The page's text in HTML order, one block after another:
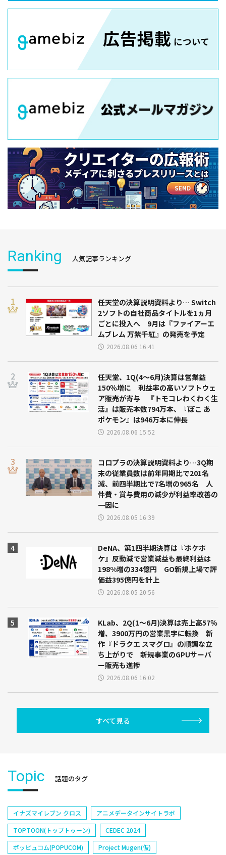
Ranking 人気記事ランキング
任天堂の決算説明資料より… Switch
2ソフトの自社商品タイトルを1ヵ月
ごとに投入へ 9月は『ファイアーエ
ムブレム 万紫千紅』の発売を予定
2026.08.06 16:41
任天堂、1Q(4～6月)決算は営業益
150％増に 利益率の高いソフトウェ
ア販売が寄与 『トモコレわくわく生
活』は販売本数794万本、『ぽこ あ
ポケモン』は946万本に伸長
2026.08.06 15:52
コロプラの決算説明資料より…3Q期
末の従業員数は前年同期比で201名
減、前四半期比で7名増の965名 人
件費・賞与費用の減少が利益率改善の
一因に
2026.08.05 16:39
DeNA、第1四半期決算は『ポケポ
ケ』反動減で営業減益も最終利益は
198%増の334億円 GO新規上場で評
価益395億円を計上
2026.08.05 20:56
KLab、2Q(1～6月)決算は売上高57％
増、3900万円の営業黒字に転換 新
作『ドラクエ スマグロ』の順調な立
ち上がりで 新規事業のGPUサーバ
ー販売も進捗
2026.08.06 16:02
すべて見る
Topic 話題のタグ
イナズマイレブン クロス
アニメデータインサイトラボ
TOPTOON(トップトゥーン)
CEDEC 2024
ポッピュコム(POPUCOM)
Project Mugen(仮)